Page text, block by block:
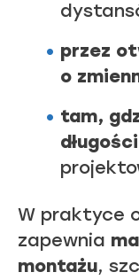
przez
o
tam,
W praktyce
zapewnia
montażu,